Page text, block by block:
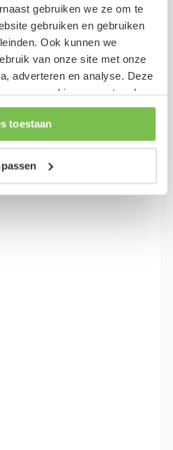
gebruiken we ze om te
gebruiken en gebruiken
Ook kunnen we
van onze site met onze
adverteren en analyse. Deze
combineren met andere
verstrekt of die ze hebben
gebruik van hun services.
toestaan